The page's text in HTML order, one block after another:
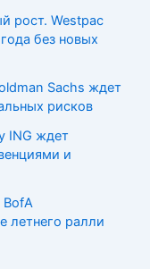
рост. Westpac
без новых
Sachs ждет
рисков
ING ждет
и
летнего ралли